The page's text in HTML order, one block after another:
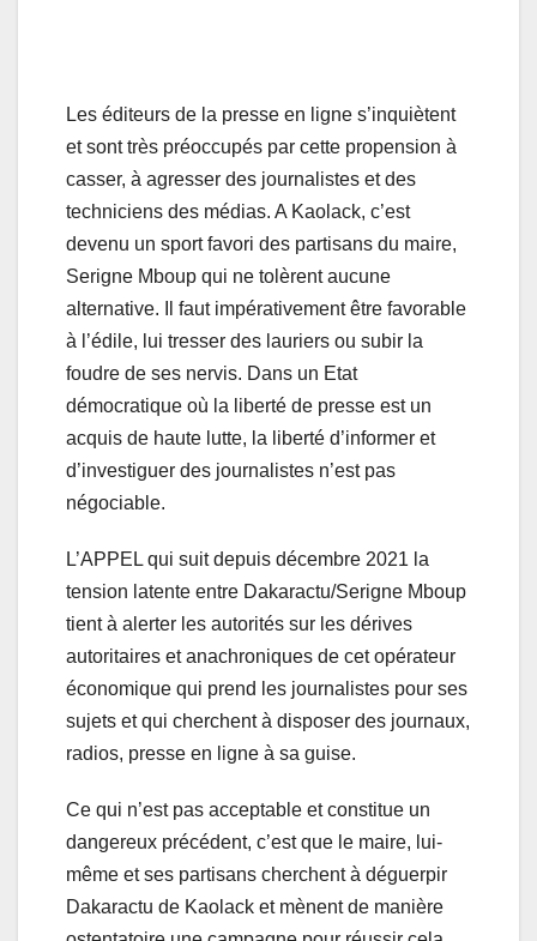
Les éditeurs de la presse en ligne s’inquiètent
et sont très préoccupés par cette propension à
casser, à agresser des journalistes et des
techniciens des médias. A Kaolack, c’est
devenu un sport favori des partisans du maire,
Serigne Mboup qui ne tolèrent aucune
alternative. Il faut impérativement être favorable
à l’édile, lui tresser des lauriers ou subir la
foudre de ses nervis. Dans un Etat
démocratique où la liberté de presse est un
acquis de haute lutte, la liberté d’informer et
d’investiguer des journalistes n’est pas
négociable.
L’APPEL qui suit depuis décembre 2021 la
tension latente entre Dakaractu/Serigne Mboup
tient à alerter les autorités sur les dérives
autoritaires et anachroniques de cet opérateur
économique qui prend les journalistes pour ses
sujets et qui cherchent à disposer des journaux,
radios, presse en ligne à sa guise.
Ce qui n’est pas acceptable et constitue un
dangereux précédent, c’est que le maire, lui-
même et ses partisans cherchent à déguerpir
Dakaractu de Kaolack et mènent de manière